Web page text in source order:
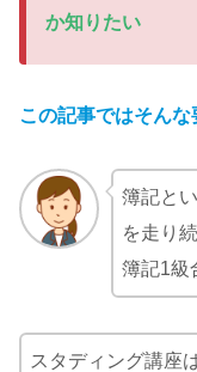
か知りたい
この記事ではそんな
簿記と
を走り
簿記1級
スタディング講座